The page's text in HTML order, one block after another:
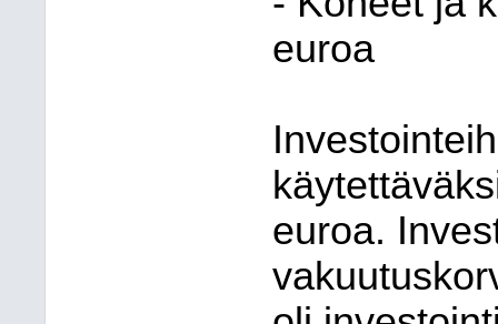
euroa
euroa.